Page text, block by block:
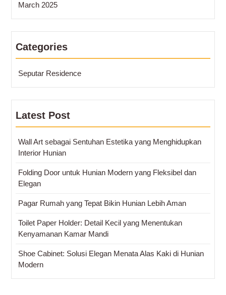
March 2025
Categories
Seputar Residence
Latest Post
Wall Art sebagai Sentuhan Estetika yang Menghidupkan
Interior Hunian
Folding Door untuk Hunian Modern yang Fleksibel dan
Elegan
Pagar Rumah yang Tepat Bikin Hunian Lebih Aman
Toilet Paper Holder: Detail Kecil yang Menentukan
Kenyamanan Kamar Mandi
Shoe Cabinet: Solusi Elegan Menata Alas Kaki di Hunian
Modern